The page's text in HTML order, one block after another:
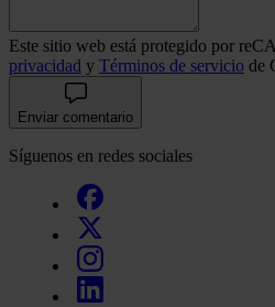
Este sitio web está protegido por
privacidad y Términos de servicio de
Enviar comentario
Síguenos en redes sociales